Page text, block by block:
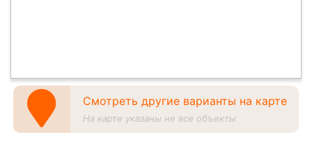
Смотреть другие варианты на карте
На карте указаны не все объекты